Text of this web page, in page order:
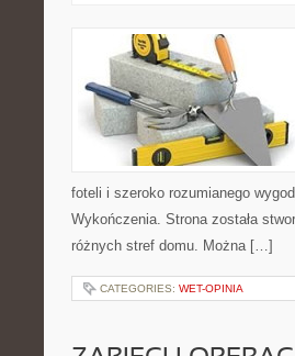
foteli i szeroko rozumianego
Wykończenia. Strona została
różnych stref domu. Można […]
CATEGORIES: WET-OPINIA